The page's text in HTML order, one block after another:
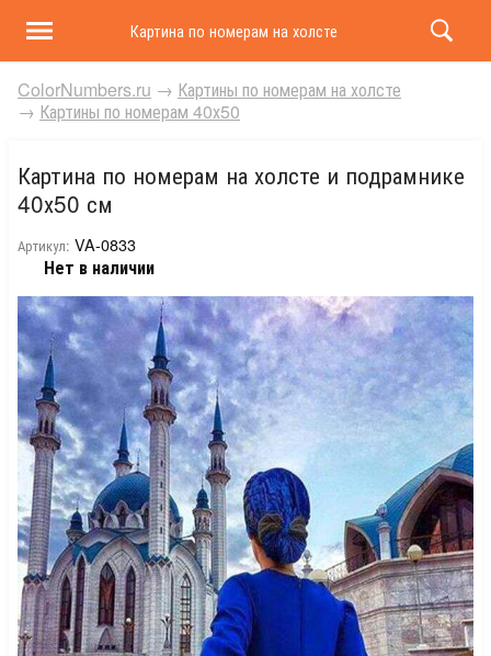
Картина по номерам на холсте и подрамнике 40х50
ColorNumbers.ru → Картины по номерам на холсте
→ Картины по номерам 40х50
Картина по номерам на холсте и подрамнике
40х50 см
Артикул: VA-0833
Нет в наличии